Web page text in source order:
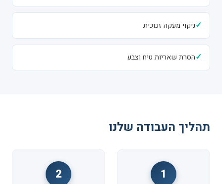
✓ניקוי מעקה זכוכית
✓הסרת שאריות טיח וצבע
תהליך העבודה שלנו
1
2